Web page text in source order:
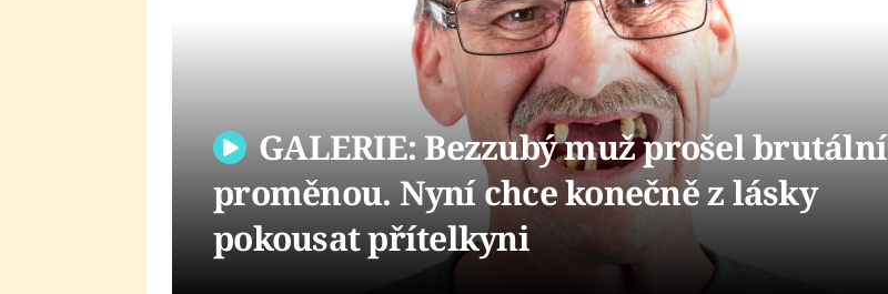
GALERIE: Bezzubý muž prošel brutální
proměnou. Nyní chce konečně z lásky
pokousat přítelkyni